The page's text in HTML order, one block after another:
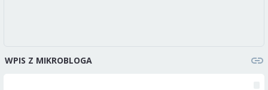
WPIS Z MIKROBLOGA